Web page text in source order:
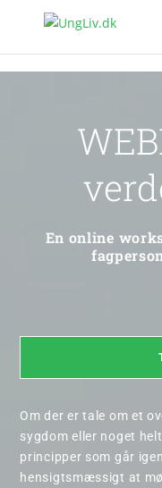
En online
Om der er tale om et
sygdom eller noget
principper som går
hensigtsmæssigt at